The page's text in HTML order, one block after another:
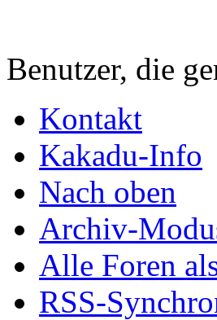
Benutzer, die
Kontakt
Kakadu-Info
Nach oben
Archiv-
Alle Foren
RSS-